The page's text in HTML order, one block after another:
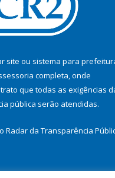
site ou sistema para
completa, onde
que todas as exigências
pública serão atendidas.
Radar da Transparência